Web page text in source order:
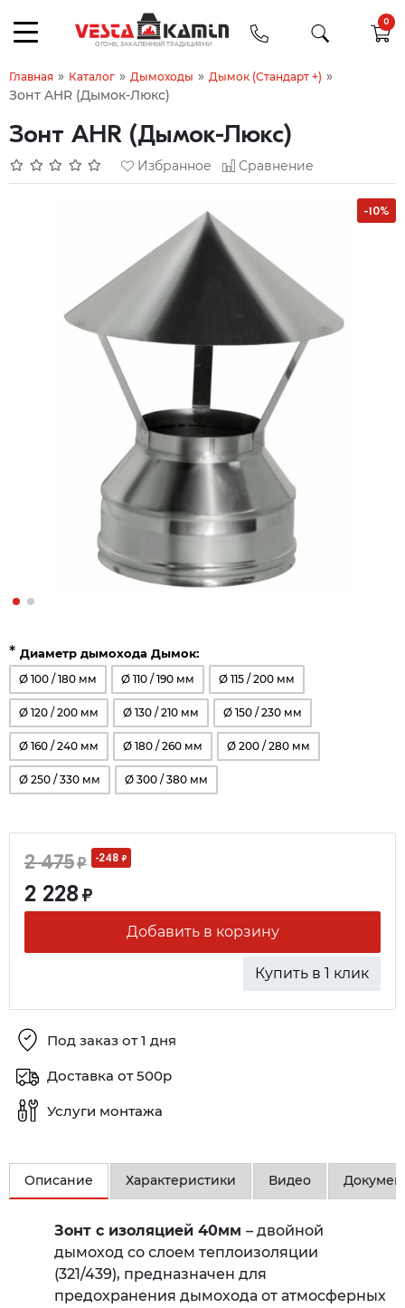
0
Главная » Каталог » Дымоходы » Дымок (Стандарт +) »
Зонт AHR (Дымок-Люкс)
Зонт AHR (Дымок-Люкс)
Избранное Сравнение
-10%
* Диаметр дымохода Дымок:
Ø 100 / 180 мм Ø 110 / 190 мм Ø 115 / 200 мм
Ø 120 / 200 мм Ø 130 / 210 мм Ø 150 / 230 мм
Ø 160 / 240 мм Ø 180 / 260 мм Ø 200 / 280 мм
Ø 250 / 330 мм Ø 300 / 380 мм
2 475₽ -248 ₽
2 228₽
Добавить в корзину
Купить в 1 клик
Под заказ от 1 дня
Доставка от 500р
Услуги монтажа
Описание Характеристики Видео
Зонт с изоляцией 40мм – двойной
дымоход со слоем теплоизоляции
(321/439), предназначен для
предохранения дымохода от атмосферных